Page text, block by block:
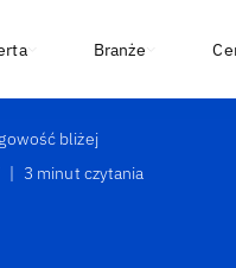
Branże
bliżej
| 3 minut czytania